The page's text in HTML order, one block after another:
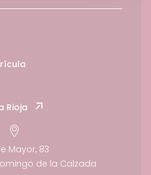
Rioja
Mayor, 83
de la Calzada